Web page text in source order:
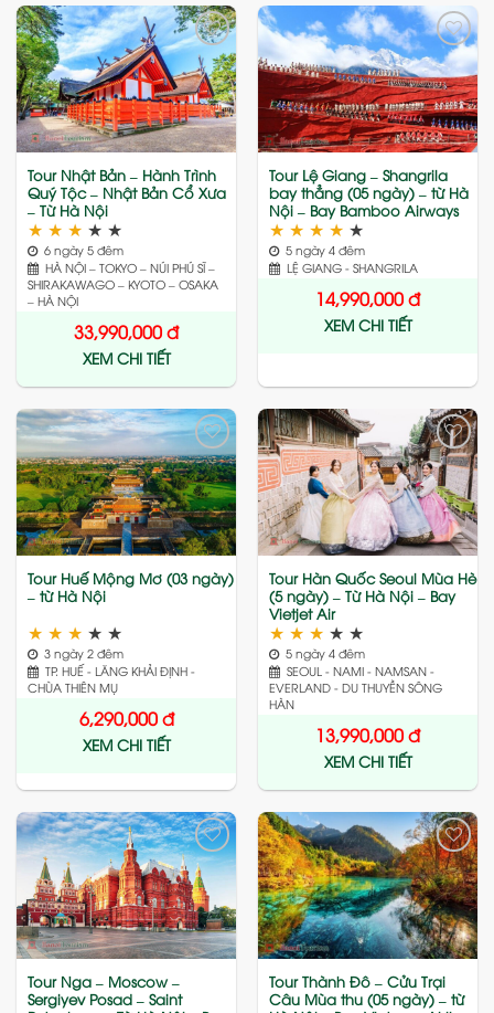
Add
to
wishlist
Tour Nhật Bản – Hành Trình
Quý Tộc – Nhật Bản Cổ Xưa
– Từ Hà Nội
★ ★ ★ ★ ★
6 ngày 5 đêm
HÀ NỘI – TOKYO – NÚI PHÚ SĨ –
SHIRAKAWAGO – KYOTO – OSAKA
– HÀ NỘI
33,990,000đ
XEM CHI TIẾT
Add
to
wishlist
Tour Lệ Giang – Shangrila
bay thẳng (05 ngày) – từ Hà
Nội – Bay Bamboo Airways
★ ★ ★ ★ ★
5 ngày 4 đêm
LỆ GIANG - SHANGRILA
14,990,000đ
XEM CHI TIẾT
Add
to
wishlist
Tour Huế Mộng Mơ (03 ngày)
– từ Hà Nội
★ ★ ★ ★ ★
3 ngày 2 đêm
TP. HUẾ - LĂNG KHẢI ĐỊNH -
CHÙA THIÊN MỤ
6,290,000đ
XEM CHI TIẾT
Add
to
wishlist
Tour Hàn Quốc Seoul Mùa Hè
(5 ngày) – Từ Hà Nội – Bay
Vietjet Air
★ ★ ★ ★ ★
5 ngày 4 đêm
SEOUL - NAMI - NAMSAN -
EVERLAND - DU THUYỀN SÔNG
HÀN
13,990,000đ
XEM CHI TIẾT
Add
to
wishlist
Tour Nga – Moscow –
Sergiyev Posad – Saint
Add
to
wishlist
Tour Thành Đô – Cửu Trại
Câu Mùa thu (05 ngày) – từ